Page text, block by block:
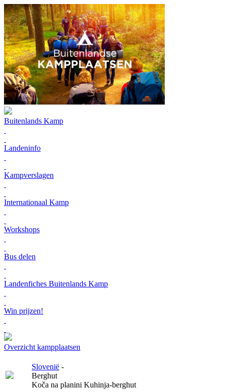
Buitenlands Kamp
Landeninfo
Kampverslagen
Internationaal Kamp
Workshops
Bus delen
Landenfiches Buitenlands Kamp
Win prijzen!
Overzicht kampplaatsen
Slovenië -
Berghut
Koča na planini Kuhinja-berghut